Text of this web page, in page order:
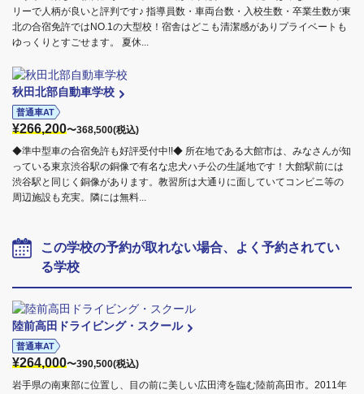
リーで人柄が良いと評判です♪ 指導員数・車両台数・入校生数・卒業生数が東
北の合宿免許ではNO.1の大型校！宿舎はどこも清潔感がありプライベートも
ゆっくりとすごせます。 夏休...
秋田北部自動車学校
普通車AT
¥266,200〜368,500(税込)
◆準中型車の合宿免許も好評受付中!!◆ 所在地である大館市は、みなさんが知
っている東京渋谷駅の銅像で有名な忠犬ハチ公の生誕地です！大館駅前には
渋谷駅と同じく銅像があります。教習所は大通りに面していてコンビニ等の
周辺施設も充実。隣には無料...
この学校の予約が取れない場合、よく予約されてい
る学校
陸前高田ドライビング・スクール
普通車AT
¥264,000〜390,500(税込)
岩手県の南東部に位置し、目の前に美しい広田湾を臨む陸前高田市。2011年